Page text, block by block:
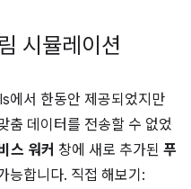
시뮬레이션
에서 한동안 제공되었지만
춤 데이터를 전송할 수 없었
스 워커 창에 새로 추가된 푸
능합니다. 직접 해보기: